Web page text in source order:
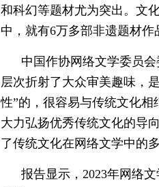
和科幻等题材尤为突出。文
中，就有6万多部非遗题材作
中国作协网络文学委员
层次折射了大众审美趣味，
性”的，很容易与传统文化
大力弘扬优秀传统文化的导
了传统文化在网络文学中的
报告显示，2023年网络